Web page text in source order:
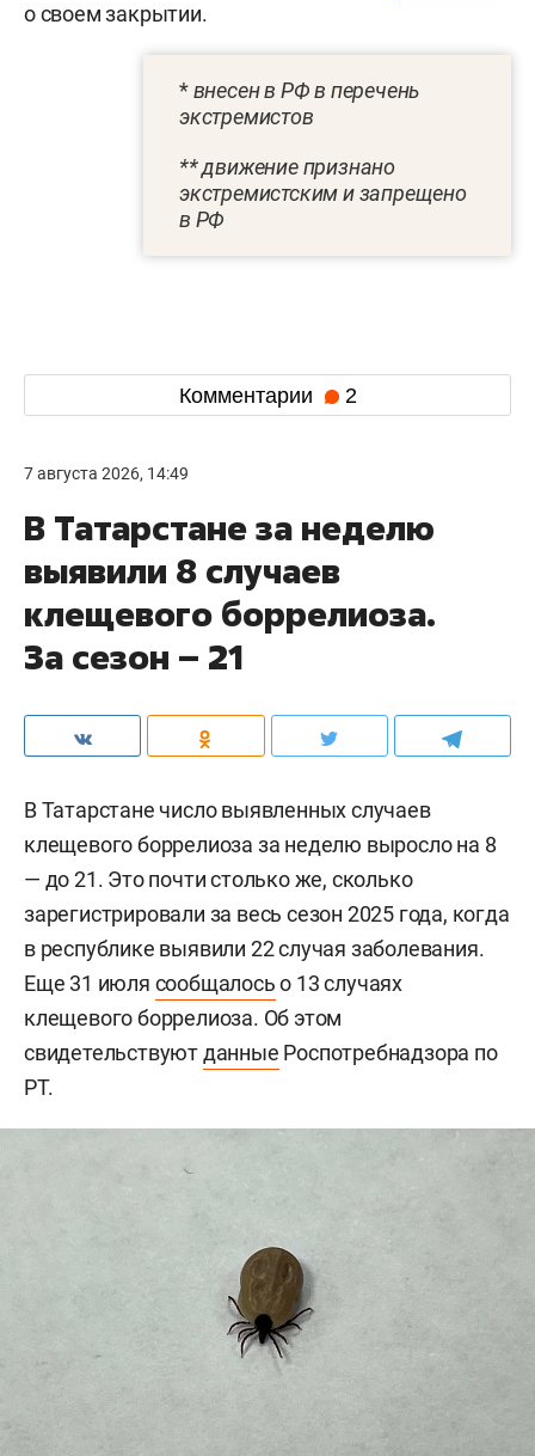
о своем закрытии.
*внесен в РФ в перечень
экстремистов
** движение признано
экстремистским и запрещено
в РФ
Комментарии 2
7 августа 2026, 14:49
В Татарстане за неделю
выявили 8 случаев
клещевого боррелиоза.
За сезон – 21
В Татарстане число выявленных случаев
клещевого боррелиоза за неделю выросло на 8
— до 21. Это почти столько же, сколько
зарегистрировали за весь сезон 2025 года, когда
в республике выявили 22 случая заболевания.
Еще 31 июля сообщалосьо 13 случаях
клещевого боррелиоза. Об этом
свидетельствуютданные Роспотребнадзора по
РТ.